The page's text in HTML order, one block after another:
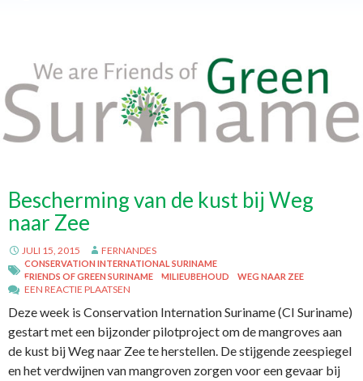
Bescherming van de kust bij Weg
naar Zee
JULI 15, 2015 FERNANDES
CONSERVATION INTERNATIONAL SURINAME
FRIENDS OF GREEN SURINAME
MILIEUBEHOUD WEG NAAR ZEE
EEN REACTIE PLAATSEN
Deze week is Conservation Internation Suriname (CI Suriname)
gestart met een bijzonder pilotproject om de mangroves aan
de kust bij Weg naar Zee te herstellen. De stijgende zeespiegel
en het verdwijnen van mangroven zorgen voor een gevaar bij